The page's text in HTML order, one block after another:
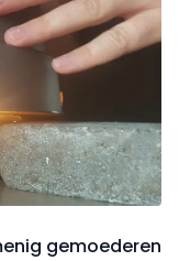
gemoederen